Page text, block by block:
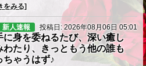
をみる]
新人速報 投稿日: 2026年08月06日 05:01
に身を委ねるたび、深い癒し
わたり、きっともう他の誰も
ちゃうはず♪